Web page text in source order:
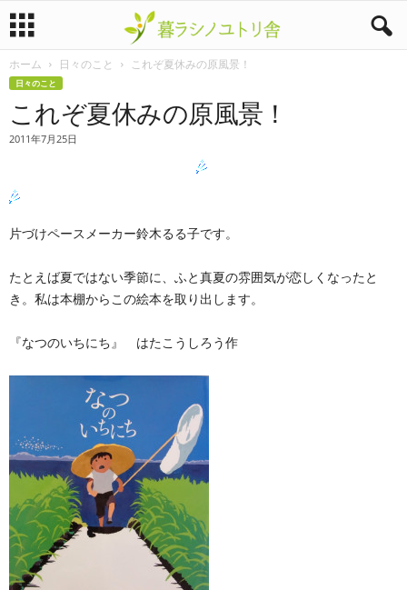
暮
ト
ホーム 日々のこと これぞ夏休みの原風景！
日々のこと
これぞ夏休みの原風景！
2011年7月25日
片づけペースメーカー鈴木るる子です。
たとえば夏ではない季節に、ふと真夏の雰囲気が恋しくなったと
き。私は本棚からこの絵本を取り出します。
『なつのいちにち』 はたこうしろう作